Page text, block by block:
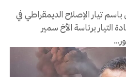
تيار الإصلاح الديمقراطي في
التيار برئاسة الأخ سمير